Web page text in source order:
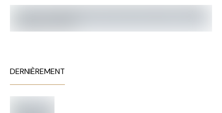
DERNIÈREMENT